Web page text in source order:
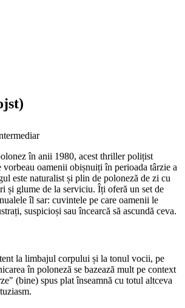
în anii 1980, acest thriller polițist
oamenii obișnuiți în perioada târzie a
este naturalist și plin de poloneză de zi cu
și glume de la serviciu. Îți oferă un set de
îl sar: cuvintele pe care oamenii le
suspicioși sau încearcă să ascundă ceva.
la limbajul corpului și la tonul vocii, pe
în poloneză se bazează mult pe context
(bine) spus plat înseamnă cu totul altceva